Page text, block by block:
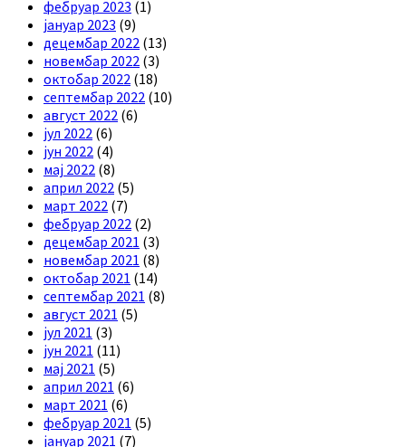
фебруар 2023 (1)
јануар 2023 (9)
децембар 2022 (13)
новембар 2022 (3)
октобар 2022 (18)
септембар 2022 (10)
август 2022 (6)
јул 2022 (6)
јун 2022 (4)
мај 2022 (8)
април 2022 (5)
март 2022 (7)
фебруар 2022 (2)
децембар 2021 (3)
новембар 2021 (8)
октобар 2021 (14)
септембар 2021 (8)
август 2021 (5)
јул 2021 (3)
јун 2021 (11)
мај 2021 (5)
април 2021 (6)
март 2021 (6)
фебруар 2021 (5)
јануар 2021 (7)